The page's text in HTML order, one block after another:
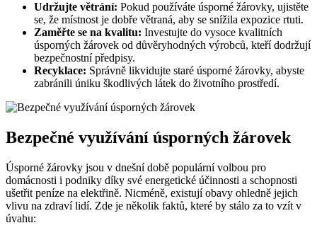
Udržujte větrání: Pokud používáte úsporné žárovky, ujistěte
se, že místnost je dobře větraná, aby se snížila expozice rtuti.
Zaměřte se na kvalitu: Investujte do vysoce kvalitních
úsporných žárovek od důvěryhodných výrobců, kteří dodržují
bezpečnostní předpisy.
Recyklace: Správně likvidujte staré úsporné žárovky, abyste
zabránili úniku škodlivých látek do životního prostředí.
Bezpečné⁤ využívání úsporných žárovek
Úsporné žárovky jsou v dnešní době populární volbou pro
domácnosti i podniky díky své energetické účinnosti a schopnosti
ušetřit peníze na elektřině. ‌Nicméně, existují obavy ohledně jejich
vlivu na⁤ zdraví lidí. Zde je několik faktů, které by⁤ stálo za to vzít v
úvahu: